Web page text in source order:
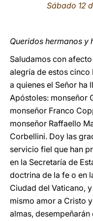
Sábado 12
Queridos hermanos y
Saludamos con
alegría de estos
a quienes el Señor ha
Apóstoles: monseñor
monseñor Franco
monseñor Raffaello
Corbellini. Doy las
servicio fiel que han
en la Secretaría de
doctrina de la fe o en
Ciudad del Vaticano,
mismo amor a Cristo
almas,